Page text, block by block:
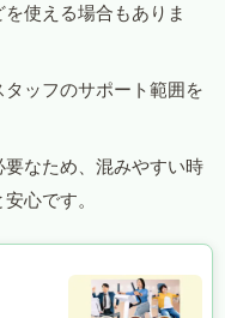
使える場合もありま
ッフのサポート範囲を
なため、混みやすい時
心です。